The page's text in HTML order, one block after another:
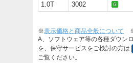
1.0T
3002
※表示価格と商品全般について ※
A、ソフトウェア等の各種ダウン
を、保守サービスをご検討の方は
ご覧ください。